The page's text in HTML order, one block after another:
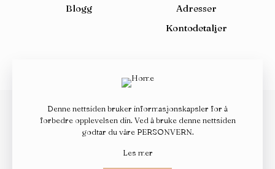
Blogg
Adresser
Kontodetaljer
© 2026 Design ByOvanap| All Rights Reserved | Vemba.no
Denne nettsiden bruker informasjonskapsler for å
forbedre opplevelsen din. Ved å bruke denne nettsiden
godtar du våre PERSONVERN.
Les mer